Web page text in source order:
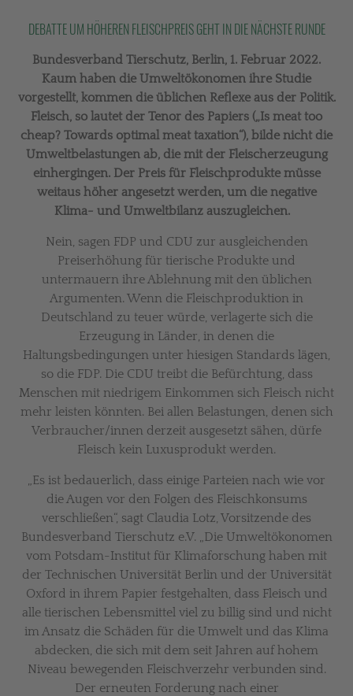
DEBATTE UM HÖHEREN FLEISCHPREIS GEHT IN DIE NÄCHSTE RUNDE
Bundesverband Tierschutz, Berlin, 1. Februar 2022.
Kaum haben die Umweltökonomen ihre Studie
vorgestellt, kommen die üblichen Reflexe aus der Politik.
Fleisch, so lautet der Tenor des Papiers („Is meat too
cheap? Towards optimal meat taxation“), bilde nicht die
Umweltbelastungen ab, die mit der Fleischerzeugung
einhergingen. Der Preis für Fleischprodukte müsse
weitaus höher angesetzt werden, um die negative
Klima- und Umweltbilanz auszugleichen.
Nein, sagen FDP und CDU zur ausgleichenden
Preiserhöhung für tierische Produkte und
untermauern ihre Ablehnung mit den üblichen
Argumenten. Wenn die Fleischproduktion in
Deutschland zu teuer würde, verlagerte sich die
Erzeugung in Länder, in denen die
Haltungsbedingungen unter hiesigen Standards lägen,
so die FDP. Die CDU treibt die Befürchtung, dass
Menschen mit niedrigem Einkommen sich Fleisch nicht
mehr leisten könnten. Bei allen Belastungen, denen sich
Verbraucher/innen derzeit ausgesetzt sähen, dürfe
Fleisch kein Luxusprodukt werden.
„Es ist bedauerlich, dass einige Parteien nach wie vor
die Augen vor den Folgen des Fleischkonsums
verschließen“, sagt Claudia Lotz, Vorsitzende des
Bundesverband Tierschutz e.V. „Die Umweltökonomen
vom Potsdam-Institut für Klimaforschung haben mit
der Technischen Universität Berlin und der Universität
Oxford in ihrem Papier festgehalten, dass Fleisch und
alle tierischen Lebensmittel viel zu billig sind und nicht
im Ansatz die Schäden für die Umwelt und das Klima
abdecken, die sich mit dem seit Jahren auf hohem
Niveau bewegenden Fleischverzehr verbunden sind.
Der erneuten Forderung nach einer